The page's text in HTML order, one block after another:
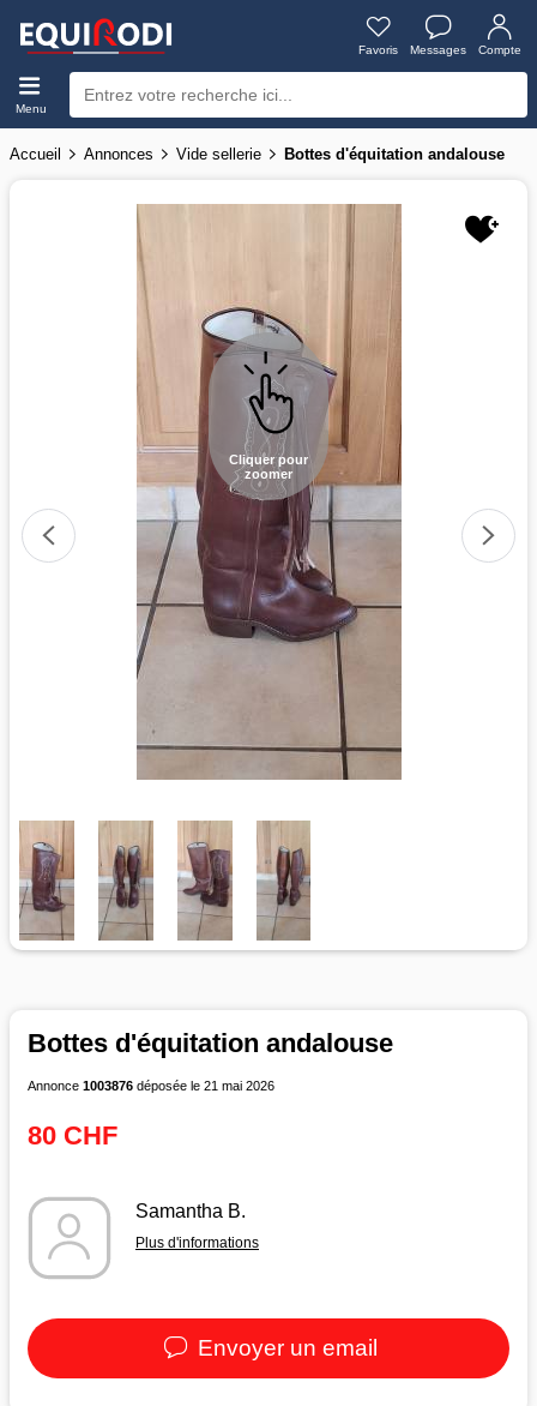
Favoris Messages Compte
Menu
Accueil Annonces Vide sellerie Bottes d'équitation andalouse
Cliquer pour
zoomer
Bottes d'équitation andalouse
Annonce 1003876 déposée le 21 mai 2026
80 CHF
Samantha B.
Plus d'informations
Envoyer un email